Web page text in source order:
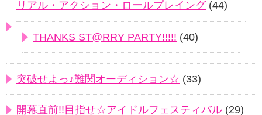
リアル・アクション・ロールプレイング(44)
THANKS ST@RRY PARTY!!!!! (40)
突破せよっ♪難関オーディション☆ (33)
開幕直前!!目指せ☆アイドルフェスティバル (29)